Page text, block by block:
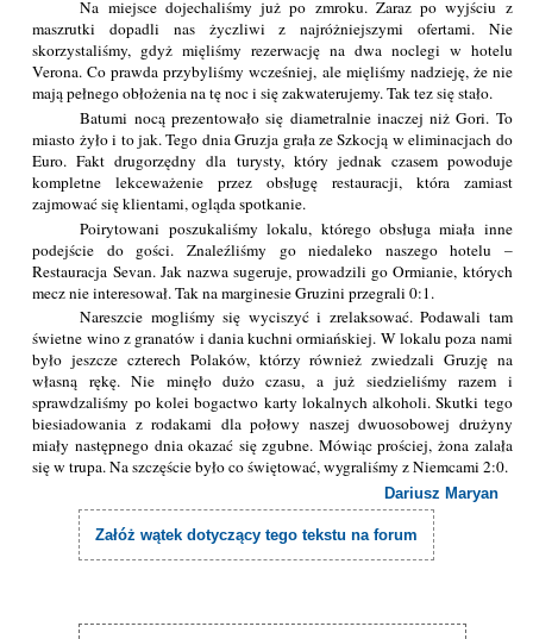
Na miejsce dojechaliśmy już po zmroku. Zaraz po wyjściu z
maszrutki dopadli nas życzliwi z najróżniejszymi ofertami. Nie
skorzystaliśmy, gdyż mięliśmy rezerwację na dwa noclegi w hotelu
Verona. Co prawda przybyliśmy wcześniej, ale mięliśmy nadzieję, że nie
mają pełnego obłożenia na tę noc i się zakwaterujemy. Tak tez się stało.
Batumi nocą prezentowało się diametralnie inaczej niż Gori. To
miasto żyło i to jak. Tego dnia Gruzja grała ze Szkocją w eliminacjach do
Euro. Fakt drugorzędny dla turysty, który jednak czasem powoduje
kompletne lekceważenie przez obsługę restauracji, która zamiast
zajmować się klientami, ogląda spotkanie.
Poirytowani poszukaliśmy lokalu, którego obsługa miała inne
podejście do gości. Znaleźliśmy go niedaleko naszego hotelu –
Restauracja Sevan. Jak nazwa sugeruje, prowadzili go Ormianie, których
mecz nie interesował. Tak na marginesie Gruzini przegrali 0:1.
Nareszcie mogliśmy się wyciszyć i zrelaksować. Podawali tam
świetne wino z granatów i dania kuchni ormiańskiej. W lokalu poza nami
było jeszcze czterech Polaków, którzy również zwiedzali Gruzję na
własną rękę. Nie minęło dużo czasu, a już siedzieliśmy razem i
sprawdzaliśmy po kolei bogactwo karty lokalnych alkoholi. Skutki tego
biesiadowania z rodakami dla połowy naszej dwuosobowej drużyny
miały następnego dnia okazać się zgubne. Mówiąc prościej, żona zalała
się w trupa. Na szczęście było co świętować, wygraliśmy z Niemcami 2:0.
Dariusz Maryan
Załóż wątek dotyczący tego tekstu na forum